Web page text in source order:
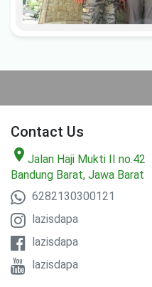
Contact Us
location_on Jalan Haji Mukti II no.42
Bandung Barat, Jawa Barat
6282130300121
lazisdapa
lazisdapa
lazisdapa